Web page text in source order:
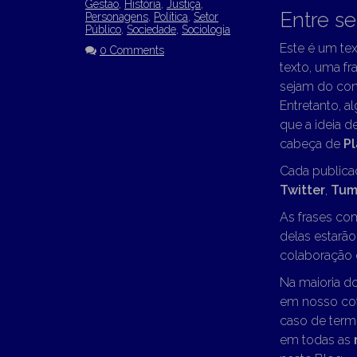
Gestão História Justiça
Personagens Política Setor
Público Sociedade Sociologia
0 Comments
Entre
Este é um
texto, uma
sejam do
Entretanto,
que a ideia
cabeça de
Cada
Twitter,
As frases
delas
colaboração
Na maioria
em nosso
caso de
em todas as